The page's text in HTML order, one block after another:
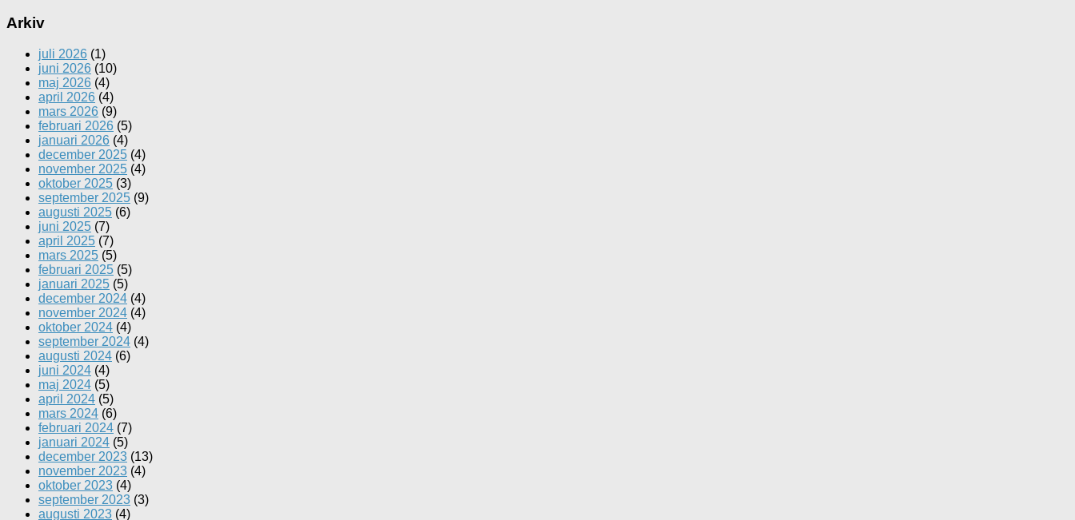
Arkiv
juli 2026 (1)
juni 2026 (10)
maj 2026 (4)
april 2026 (4)
mars 2026 (9)
februari 2026 (5)
januari 2026 (4)
december 2025 (4)
november 2025 (4)
oktober 2025 (3)
september 2025 (9)
augusti 2025 (6)
juni 2025 (7)
april 2025 (7)
mars 2025 (5)
februari 2025 (5)
januari 2025 (5)
december 2024 (4)
november 2024 (4)
oktober 2024 (4)
september 2024 (4)
augusti 2024 (6)
juni 2024 (4)
maj 2024 (5)
april 2024 (5)
mars 2024 (6)
februari 2024 (7)
januari 2024 (5)
december 2023 (13)
november 2023 (4)
oktober 2023 (4)
september 2023 (3)
augusti 2023 (4)